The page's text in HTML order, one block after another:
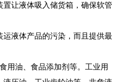
让液体吸入储货箱，确保软管
液体产品的污染，而且提供最
用油、食品添加剂等。工业用